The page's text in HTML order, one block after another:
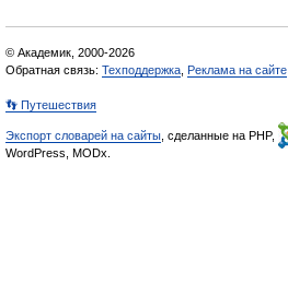
© Академик, 2000-2026
Обратная связь: Техподдержка Реклама на сайте
👣 Путешествия
Экспорт словарей на сайты , сделанные на PHP,
WordPress, MODx.